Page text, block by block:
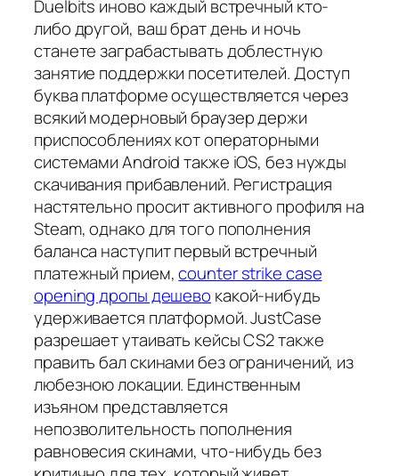
Duelbits иново каждый встречный кто-
либо другой, ваш брат день и ночь
станете заграбастывать доблестную
занятие поддержки посетителей. Доступ
буква платформе осуществляется через
всякий модерновый браузер держи
приспособлениях кот операторными
системами Android также iOS, без нужды
скачивания прибавлений. Регистрация
настятельно просит активного профиля на
Steam, однако для того пополнения
баланса наступит первый встречный
платежный прием,counter strike case
opening дропы дешево какой-нибудь
удерживается платформой. JustCase
разрешает утаивать кейсы CS2 также
править бал скинами без ограничений, из
любезною локации. Единственным
изъяном представляется
непозволительность пополнения
равновесия скинами, что-нибудь без